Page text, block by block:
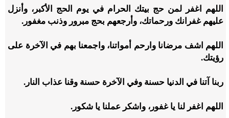
اللهم اغفر لمن حج بيتك الحرام في يوم الحج الأكبر، وأنزل
عليهم غفرانك ورحماتك، وأرجعهم بحج مبرور وذنب مغفور.
اللهم اشف مرضانا وارحم أمواتنا، واجمعنا بهم في الآخرة على
رؤيتك.
ربنا آتنا في الدنيا حسنة وفي الآخرة حسنة وقنا عذاب النار.
اللهم اغفر لنا يا غفور، واشكر عملنا يا شكور.